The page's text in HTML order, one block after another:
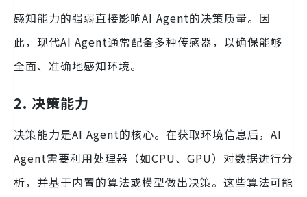
感知能力的强弱直接影响AI Agent的决策质量。因
此，现代AI Agent通常配备多种传感器，以确保能够
全面、准确地感知环境。
2. 决策能力
决策能力是AI Agent的核心。在获取环境信息后，AI
Agent需要利用处理器（如CPU、GPU）对数据进行分
析，并基于内置的算法或模型做出决策。这些算法可能